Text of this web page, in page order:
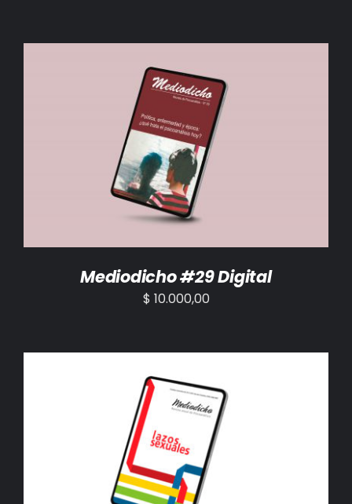
AÑADIR AL CARRITO /
Mediodicho #29 Digital
$ 10.000,00
AÑADIR AL CARRITO /